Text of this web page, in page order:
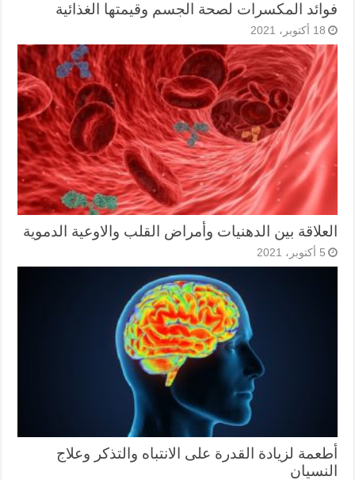
فوائد المكسرات لصحة الجسم وقيمتها الغذائية
18 أكتوبر، 2021
العلاقة بين الدهنيات وأمراض القلب والاوعية الدموية
5 أكتوبر، 2021
أطعمة لزيادة القدرة على الانتباه والتذكر وعلاج
النسيان